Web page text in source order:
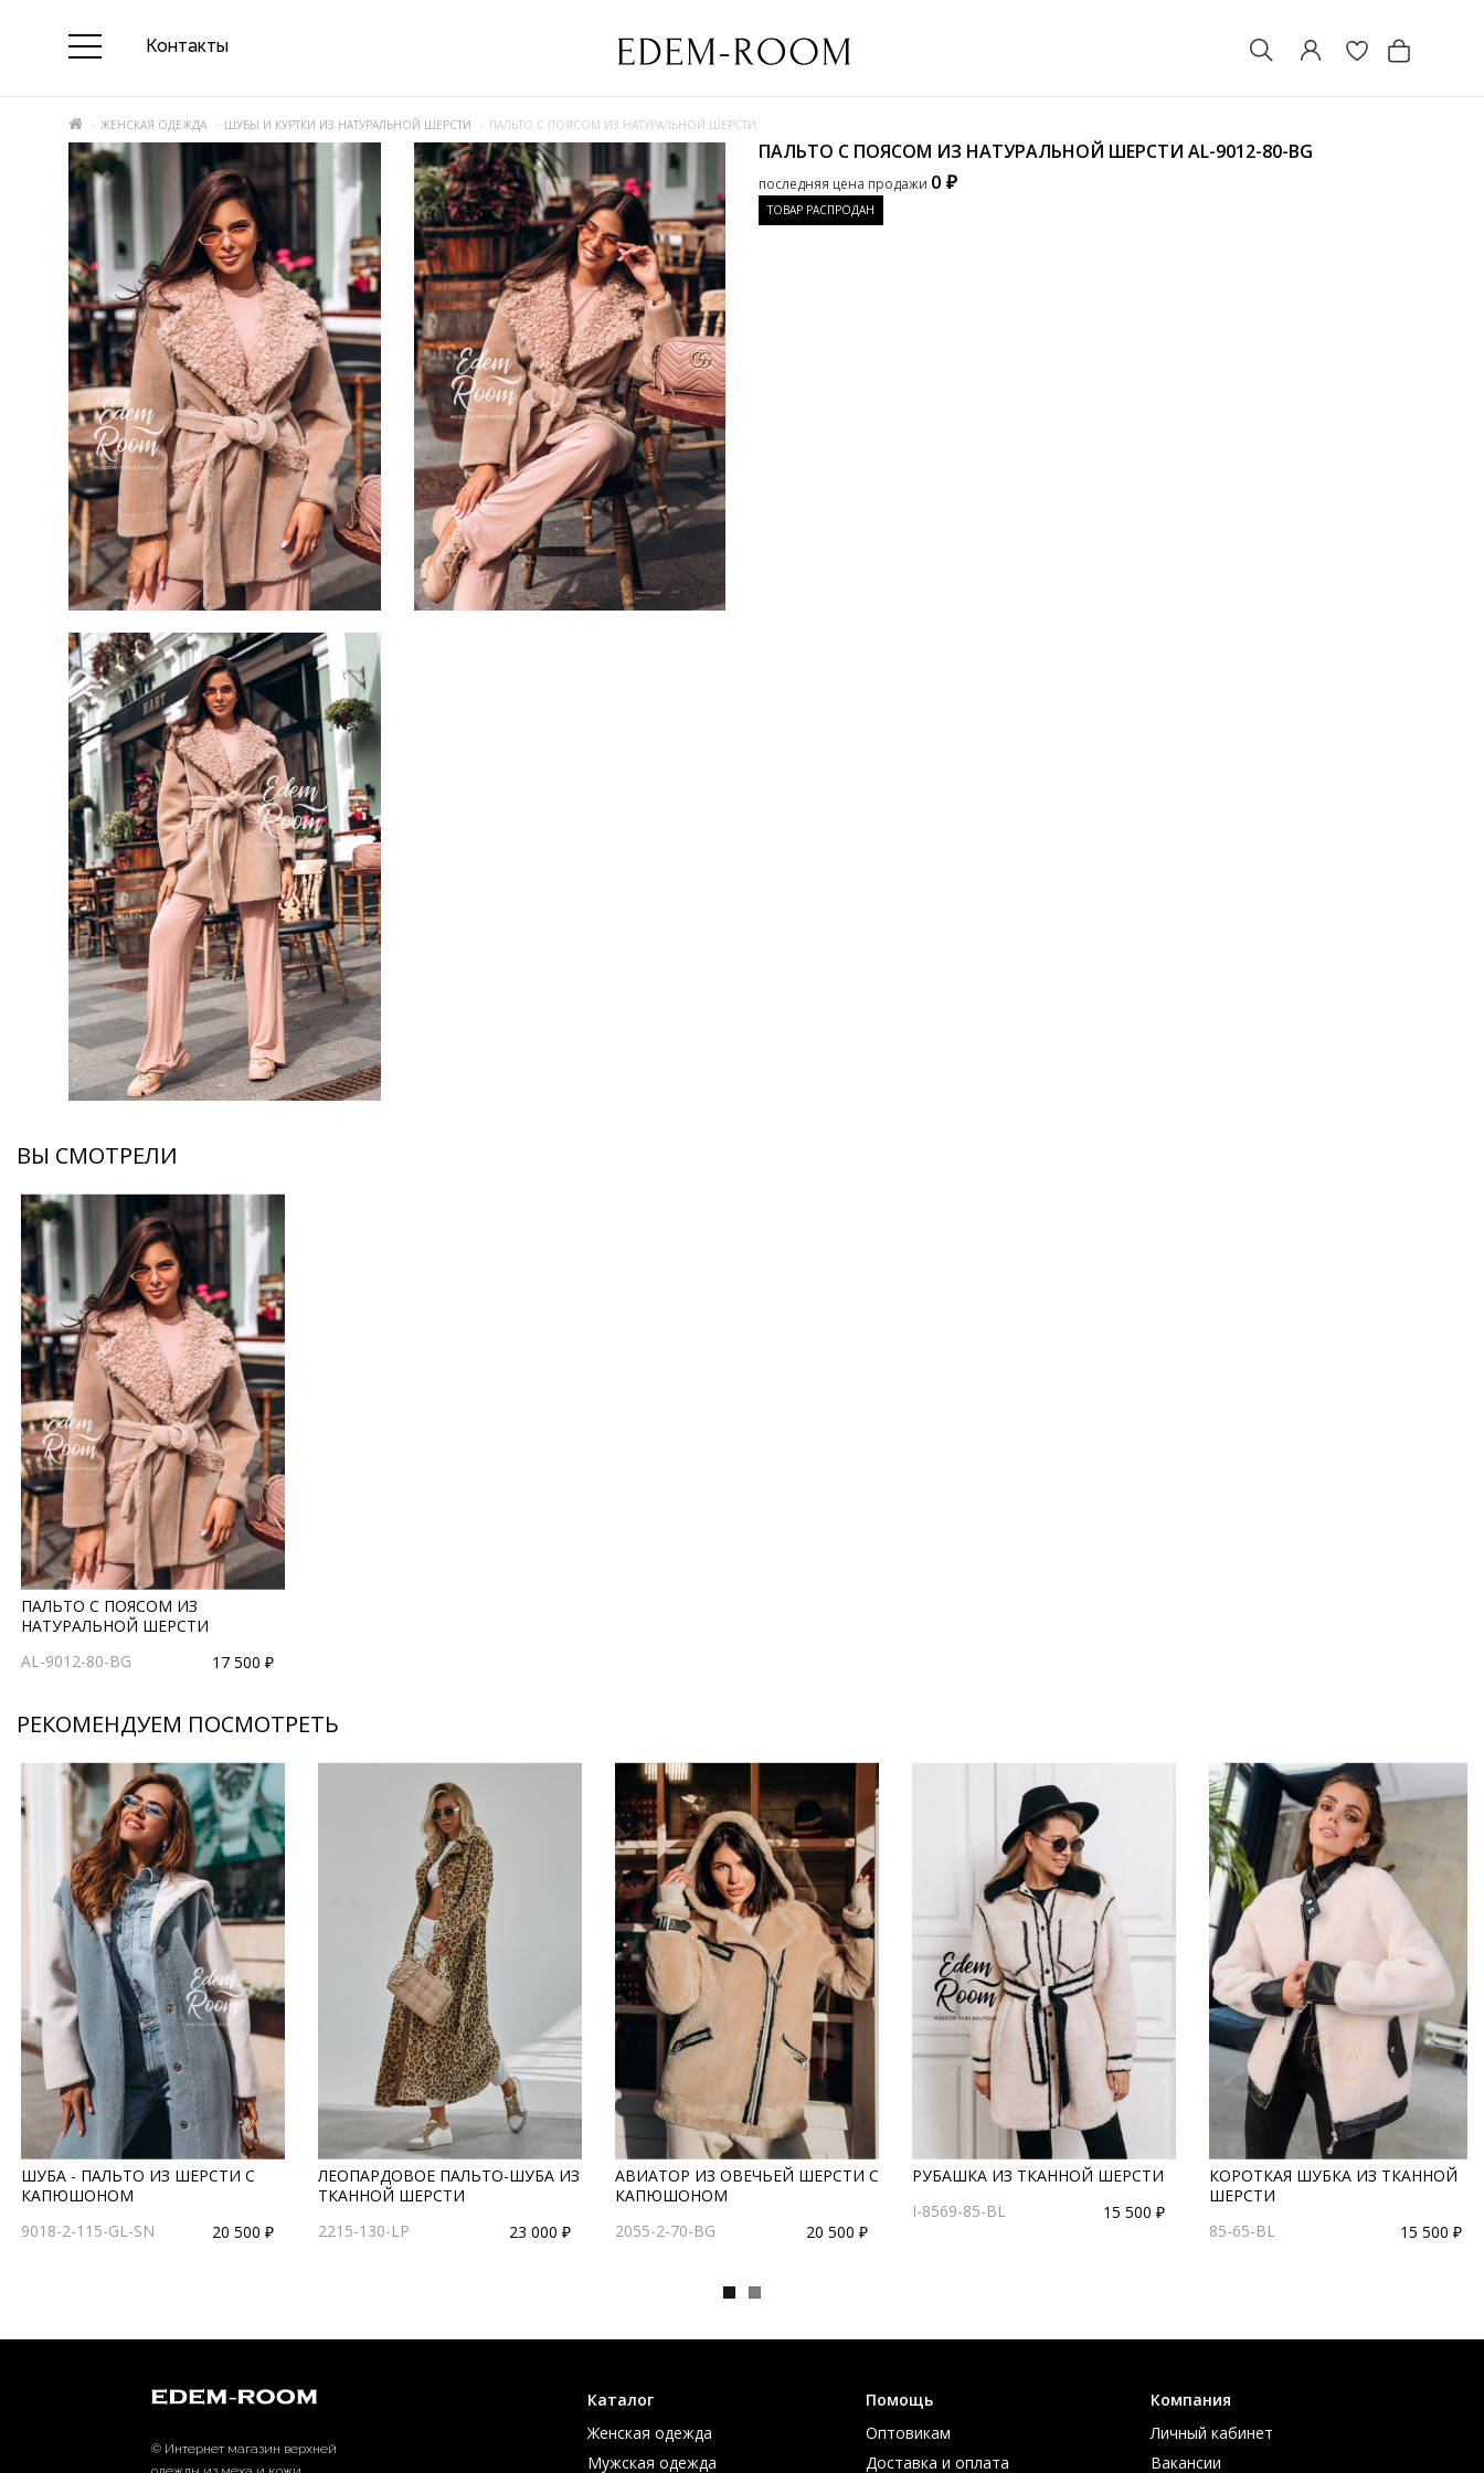
Контакты
ЖЕНСКАЯ ОДЕЖДА ШУБЫ И КУРТКИ ИЗ НАТУРАЛЬНОЙ ШЕРСТИ ПАЛЬТО С ПОЯСОМ ИЗ НАТУРАЛЬНОЙ ШЕРСТИ
ПАЛЬТО С ПОЯСОМ ИЗ НАТУРАЛЬНОЙ ШЕРСТИ AL-9012-80-BG
последняя цена продажи 0 ₽
ТОВАР РАСПРОДАН
ВЫ СМОТРЕЛИ
ПАЛЬТО С ПОЯСОМ ИЗ
НАТУРАЛЬНОЙ ШЕРСТИ
AL-9012-80-BG
17 500 ₽
РЕКОМЕНДУЕМ ПОСМОТРЕТЬ
ШУБА - ПАЛЬТО ИЗ ШЕРСТИ С
КАПЮШОНОМ
9018-2-115-GL-SN
20 500 ₽
ЛЕОПАРДОВОЕ ПАЛЬТО-ШУБА ИЗ
ТКАННОЙ ШЕРСТИ
2215-130-LP
23 000 ₽
АВИАТОР ИЗ ОВЕЧЬЕЙ ШЕРСТИ С
КАПЮШОНОМ
2055-2-70-BG
20 500 ₽
РУБАШКА ИЗ ТКАННОЙ ШЕРСТИ
I-8569-85-BL
15 500 ₽
КОРОТКАЯ ШУБКА ИЗ ТКАННОЙ
ШЕРСТИ
85-65-BL
15 500 ₽
© Интернет магазин верхней
Каталог
Женская одежда
Мужская одежда
Помощь
Оптовикам
Доставка и оплата
Компания
Личный кабинет
Вакансии